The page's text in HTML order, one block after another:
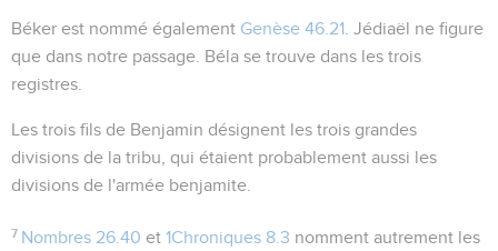
Béker est nommé également Genèse 46.21 Jédiaël ne figure
que dans notre passage. Béla se trouve dans les trois
registres.
Les trois fils de Benjamin désignent les trois grandes
divisions de la tribu, qui étaient probablement aussi les
divisions de l'armée benjamite.
7 Nombres 26.40 et1Chroniques 8.3 nomment autrement les